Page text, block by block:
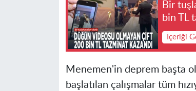
Bir
bin TL
İçeriği
Menemen'in deprem başta
başlatılan çalışmalar tüm